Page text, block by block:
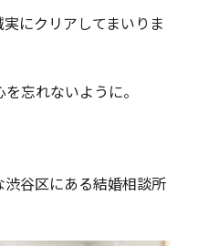
にクリアしてまいりま
忘れないように。
谷区にある結婚相談所